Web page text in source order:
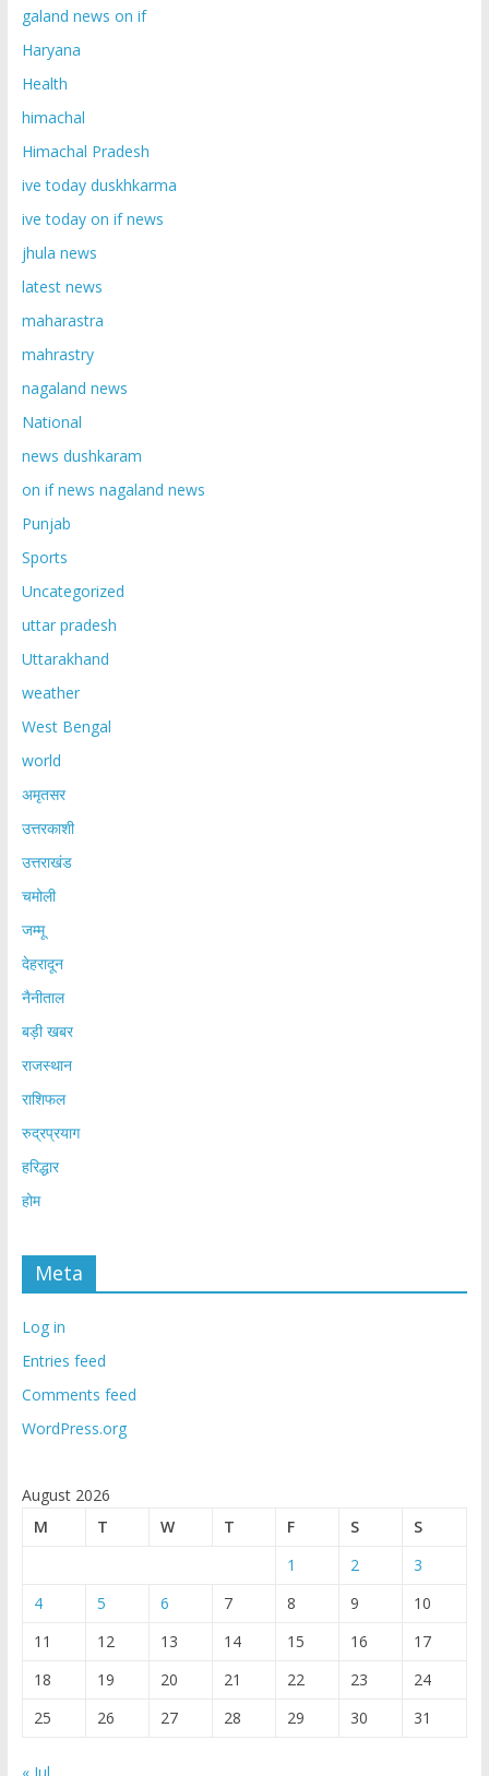
galand news on if
Haryana
Health
himachal
Himachal Pradesh
ive today duskhkarma
ive today on if news
jhula news
latest news
maharastra
mahrastry
nagaland news
National
news dushkaram
on if news nagaland news
Punjab
Sports
Uncategorized
uttar pradesh
Uttarakhand
weather
West Bengal
world
अमृतसर
उत्तरकाशी
उत्तराखंड
चमोली
जम्मू
देहरादून
नैनीताल
बड़ी खबर
राजस्थान
राशिफल
रुद्रप्रयाग
हरिद्धार
होम
Meta
Log in
Entries feed
Comments feed
WordPress.org
August 2026
M
T W T F S
S
1
2
3
4
5 6 7 8 9
10
11
12 13 14 15 16
17
18
19 20 21 22 23
24
25
26 27 28 29 30 31